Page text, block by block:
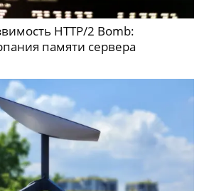
HTTP/2 Bomb:
памяти сервера